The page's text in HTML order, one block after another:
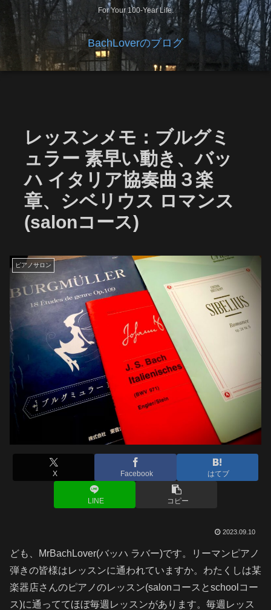
For Your 100-Year Life.
BachLoverのブログ
レッスンメモ：ブルグミ
ュラー 素早い動き、バッ
ハ イタリア協奏曲３楽
章、シベリウス ロマンス
(salonコース)
ピアノサロン
X Facebook はてブ
LINE コピー
2023.09.10
ども、MrBachLover(バッハ ラバー)です。リーマンピアノ
弾きの皆様はレッスンに通われていますか。わたくしは某
楽器店さんのピアノのレッスン(salonコースとschoolコー
ス)に通っててほぼ毎週レッスンがあります。毎週レッス